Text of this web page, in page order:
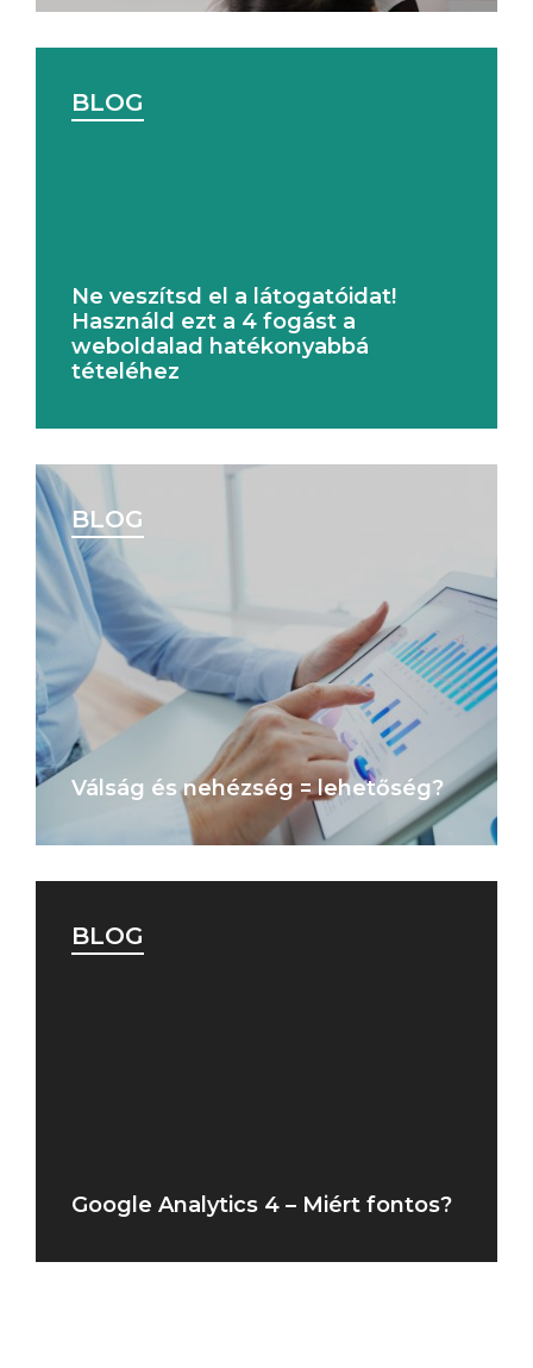
BLOG
Ne veszítsd el a látogatóidat!
Használd ezt a 4 fogást a
weboldalad hatékonyabbá
tételéhez
BLOG
Válság és nehézség = lehetőség?
BLOG
Google Analytics 4 – Miért fontos?